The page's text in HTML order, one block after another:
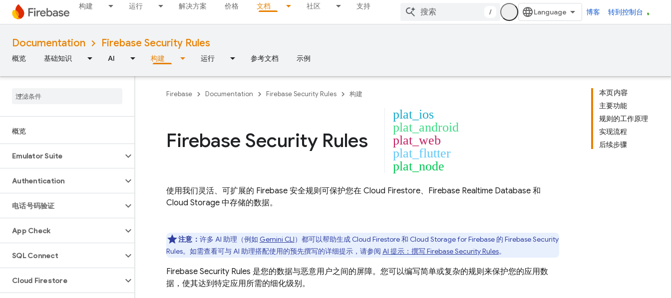
构建 运行 解决方案 价格 文档 社区 支持
/ 博客 转到控制台
Documentation Firebase Security Rules
概览 基础知识 AI 构建 运行 参考文档 示例
概览
Emulator Suite
Authentication
电话号码验证
App Check
SQL Connect
Cloud Firestore
本页内容
主要功能
规则的工作原理
实现流程
后续步骤
Firebase Documentation Firebase Security Rules 构建
Firebase Security Rules
plat_ios
plat_android
plat_web
plat_flutter
plat_node
使用我们灵活、可扩展的 Firebase 安全规则可保护您在 Cloud Firestore、 Firebase Realtime Database 和
Cloud Storage 中存储的数据。
注意： 许多 AI 助理（例如 Gemini CLI）都可以帮助生成 Cloud Firestore和 Cloud Storage for Firebase的 Firebase Security
Rules。如需查看可与 AI 助理搭配使用的预先撰写的详细提示，请参阅 AI 提示：撰写 Firebase Security Rules。
Firebase Security Rules 是您的数据与恶意用户之间的屏障。您可以编写简单或复杂的规则来保护您的应用数
据，使其达到特定应用所需的细化级别。